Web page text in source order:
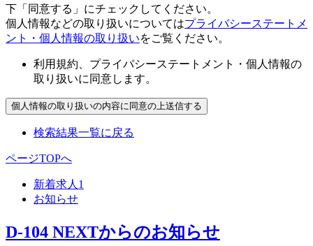
下「同意する」にチェックしてください。
個人情報などの取り扱いについてはプライバシーステートメ
ント・個人情報の取り扱いをご覧ください。
利用規約、プライバシーステートメント・個人情報の
取り扱いに同意します。
検索結果一覧に戻る
ページTOPへ
新着求人 1
お知らせ
D-104 NEXTからのお知らせ